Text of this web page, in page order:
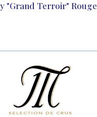
"Grand Terroir" Rouge